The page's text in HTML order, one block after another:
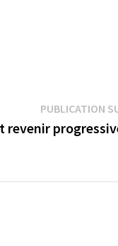
PUBLICATION
revenir